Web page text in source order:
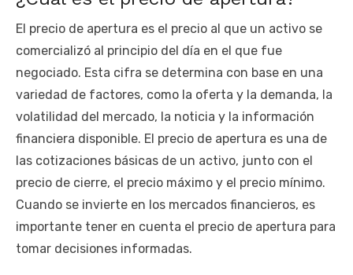
El precio de apertura es el precio al que un activo se
comercializó al principio del día en el que fue
negociado. Esta cifra se determina con base en una
variedad de factores, como la oferta y la demanda, la
volatilidad del mercado, la noticia y la información
financiera disponible. El precio de apertura es una de
las cotizaciones básicas de un activo, junto con el
precio de cierre, el precio máximo y el precio mínimo.
Cuando se invierte en los mercados financieros, es
importante tener en cuenta el precio de apertura para
tomar decisiones informadas.